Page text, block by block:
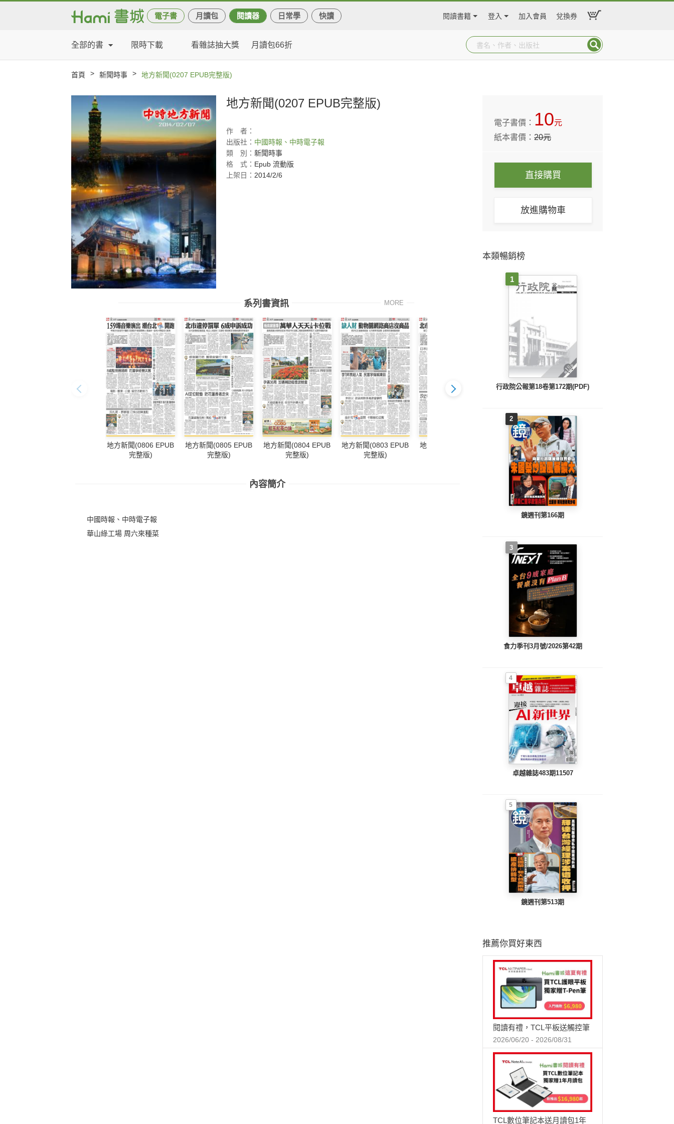
電子書 月讀包 閱讀器 日常學 快讀 閱讀書籍 登入 加入會員 兌換券
全部的書 限時下載 看雜誌抽大獎 月讀包66折
首頁 > 新聞時事 > 地方新聞(0207 EPUB完整版)
地方新聞(0207 EPUB完整版)
作
者：
出版社： 中國時報、中時電子報
類
別： 新聞時事
格
式： Epub 流動版
上架日： 2014/2/6
系列書資訊 MORE
地方新聞(0806 EPUB
完整版)
地方新聞(0805 EPUB
完整版)
地方新聞(0804 EPUB
完整版)
地方新聞(0803 EPUB
完整版)
地方新聞(0802 EPUB
地方新聞(0801 EPUB
完整版)
地方新聞(0731 EPUB
內容簡介
中國時報、中時電子報
華山綠工場 周六來種菜
電子書價： 10元
紙本書價：20元
直接購買
放進購物車
本類暢銷榜
1
行政院公報第18卷第172期(PDF)
2
鏡週刊第166期
3
食力季刊3月號/2026第42期
4
卓越雜誌483期11507
5
鏡週刊第513期
推薦你買好東西
閱讀有禮，TCL平板送觸控筆
2026/06/20 - 2026/08/31
TCL數位筆記本送月讀包1年